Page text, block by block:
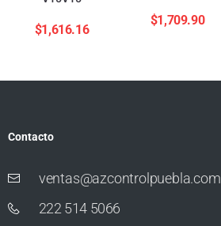
$1,616.16
$1,709.90
Contacto
ventas@azcontrolpuebla.com
222 514 5066